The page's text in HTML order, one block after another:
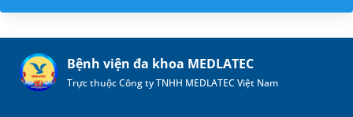
Bệnh viện đa khoa MEDLATEC
Trực thuộc Công ty TNHH MEDLATEC Việt Nam